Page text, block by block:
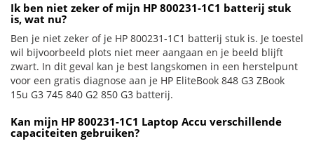
Ik ben niet zeker of mijn HP 800231-1C1 batterij stuk
is, wat nu?
Ben je niet zeker of je HP 800231-1C1 batterij stuk is. Je toestel
wil bijvoorbeeld plots niet meer aangaan en je beeld blijft
zwart. In dit geval kan je best langskomen in een herstelpunt
voor een gratis diagnose aan je HP EliteBook 848 G3 ZBook
15u G3 745 840 G2 850 G3 batterij.
Kan mijn HP 800231-1C1 Laptop Accu verschillende
capaciteiten gebruiken?